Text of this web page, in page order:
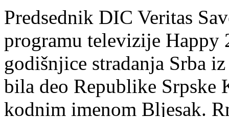
Predsednik DIC Veritas
programu televizije Happy
godišnjice stradanja Srba
bila deo Republike Srpske
kodnim imenom Bljesak.